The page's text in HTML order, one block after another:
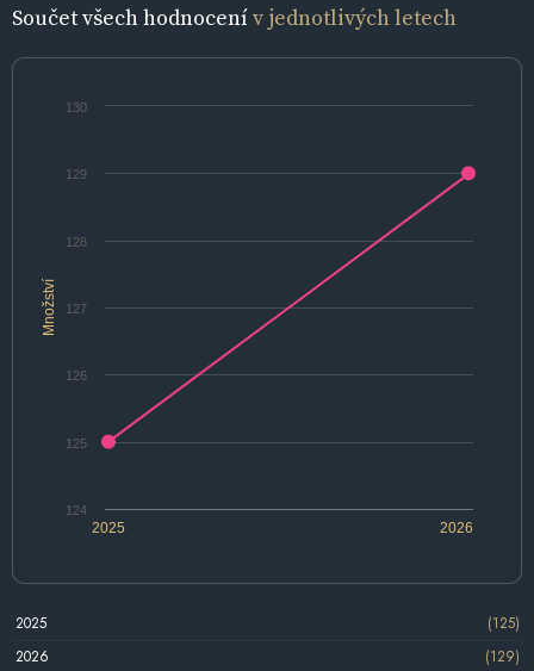
Součet všech hodnocenív jednotlivých letech
Množství
2025 2026
124
125
126
127
128
129
130
2025
(125)
2026
(129)